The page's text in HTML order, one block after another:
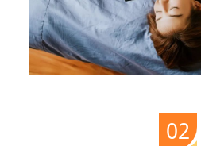
02